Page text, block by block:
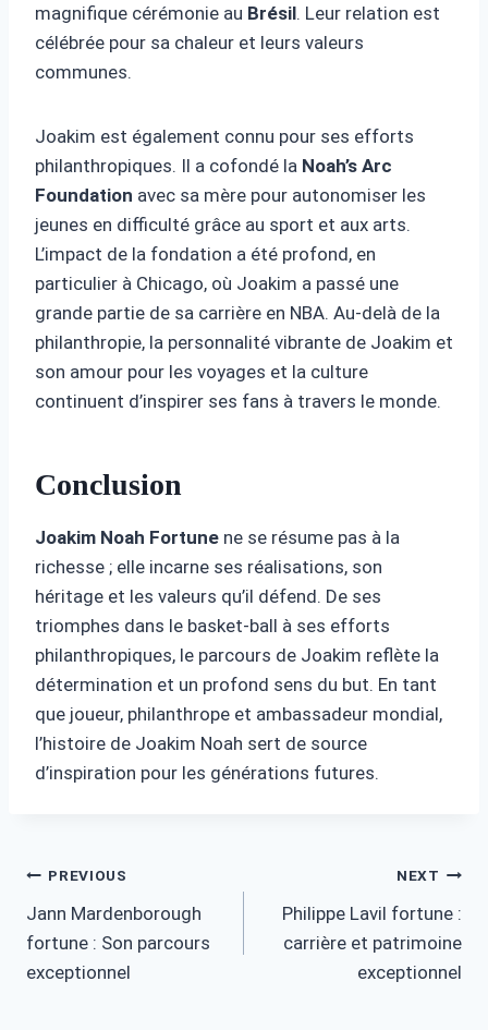
magnifique cérémonie au Brésil. Leur relation est
célébrée pour sa chaleur et leurs valeurs
communes.
Joakim est également connu pour ses efforts
philanthropiques. Il a cofondé la Noah’s Arc
Foundation avec sa mère pour autonomiser les
jeunes en difficulté grâce au sport et aux arts.
L’impact de la fondation a été profond, en
particulier à Chicago, où Joakim a passé une
grande partie de sa carrière en NBA. Au-delà de la
philanthropie, la personnalité vibrante de Joakim et
son amour pour les voyages et la culture
continuent d’inspirer ses fans à travers le monde.
Conclusion
Joakim Noah Fortune ne se résume pas à la
richesse ; elle incarne ses réalisations, son
héritage et les valeurs qu’il défend. De ses
triomphes dans le basket-ball à ses efforts
philanthropiques, le parcours de Joakim reflète la
détermination et un profond sens du but. En tant
que joueur, philanthrope et ambassadeur mondial,
l’histoire de Joakim Noah sert de source
d’inspiration pour les générations futures.
Post
navigation
PREVIOUS
Jann Mardenborough
fortune : Son parcours
exceptionnel
NEXT
Philippe Lavil fortune :
carrière et patrimoine
exceptionnel